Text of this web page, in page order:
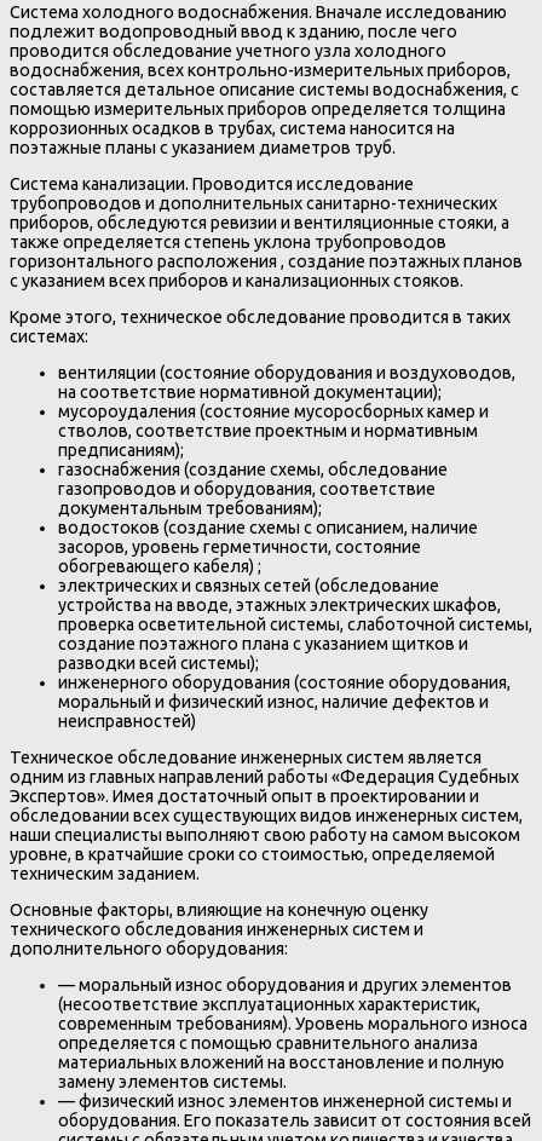
Система холодного водоснабжения. Вначале исследованию
подлежит водопроводный ввод к зданию, после чего
проводится обследование учетного узла холодного
водоснабжения, всех контрольно-измерительных приборов,
составляется детальное описание системы водоснабжения, с
помощью измерительных приборов определяется толщина
коррозионных осадков в трубах, система наносится на
поэтажные планы с указанием диаметров труб.
Система канализации. Проводится исследование
трубопроводов и дополнительных санитарно-технических
приборов, обследуются ревизии и вентиляционные стояки, а
также определяется степень уклона трубопроводов
горизонтального расположения , создание поэтажных планов
с указанием всех приборов и канализационных стояков.
Кроме этого, техническое обследование проводится в таких
системах:
вентиляции (состояние оборудования и воздуховодов,
на соответствие нормативной документации);
мусороудаления (состояние мусоросборных камер и
стволов, соответствие проектным и нормативным
предписаниям);
газоснабжения (создание схемы, обследование
газопроводов и оборудования, соответствие
документальным требованиям);
водостоков (создание схемы с описанием, наличие
засоров, уровень герметичности, состояние
обогревающего кабеля) ;
электрических и связных сетей (обследование
устройства на вводе, этажных электрических шкафов,
проверка осветительной системы, слаботочной системы,
создание поэтажного плана с указанием щитков и
разводки всей системы);
инженерного оборудования (состояние оборудования,
моральный и физический износ, наличие дефектов и
неисправностей)
Техническое обследование инженерных систем является
одним из главных направлений работы «Федерация Судебных
Экспертов». Имея достаточный опыт в проектировании и
обследовании всех существующих видов инженерных систем,
наши специалисты выполняют свою работу на самом высоком
уровне, в кратчайшие сроки со стоимостью, определяемой
техническим заданием.
Основные факторы, влияющие на конечную оценку
технического обследования инженерных систем и
дополнительного оборудования:
— моральный износ оборудования и других элементов
(несоответствие эксплуатационных характеристик,
современным требованиям). Уровень морального износа
определяется с помощью сравнительного анализа
материальных вложений на восстановление и полную
замену элементов системы.
— физический износ элементов инженерной системы и
оборудования. Его показатель зависит от состояния всей